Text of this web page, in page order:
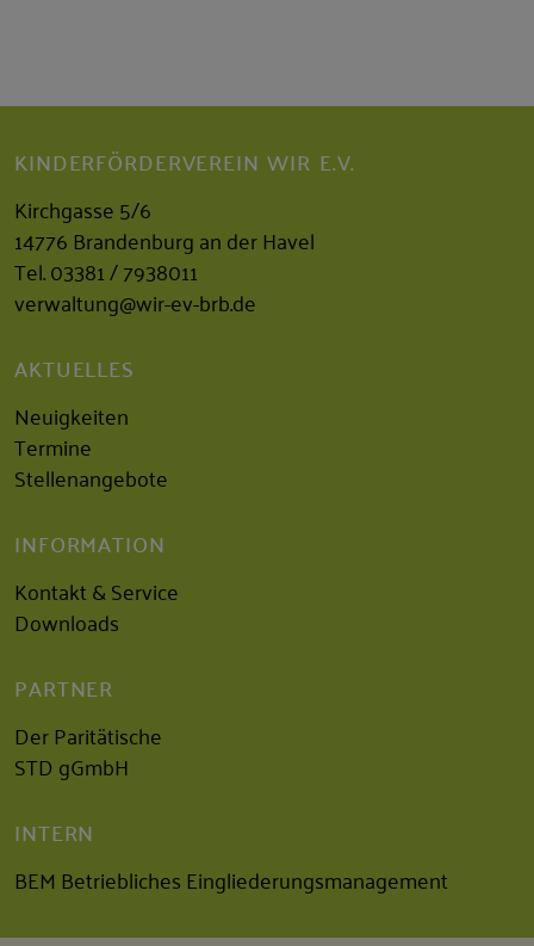
KINDERFÖRDERVEREIN WIR E.V.
Kirchgasse 5/6
14776 Brandenburg an der Havel
Tel.03381 / 7938011
verwaltung@wir-ev-brb.de
AKTUELLES
Neuigkeiten
Termine
Stellenangebote
INFORMATION
Kontakt & Service
Downloads
PARTNER
Der Paritätische
STD gGmbH
INTERN
BEM Betriebliches Eingliederungsmanagement